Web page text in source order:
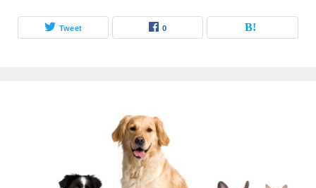
Tweet 0